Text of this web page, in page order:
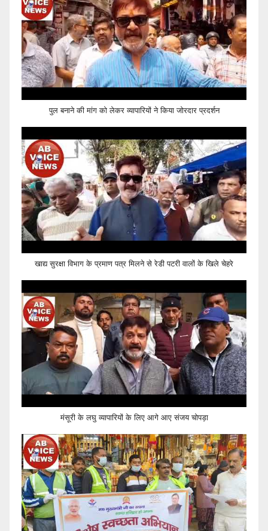
पुल बनाने की मांग को लेकर व्यापारियों ने किया जोरदार प्रदर्शन
खाद्य सुरक्षा विभाग के प्रमाण पत्र मिलने से रेडी पटरी वालों के खिले चेहरे
मंसूरी के लघु व्यापारियों के लिए आगे आए संजय चोपड़ा